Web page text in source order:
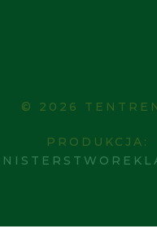
© 2026
PRODUKCJA: